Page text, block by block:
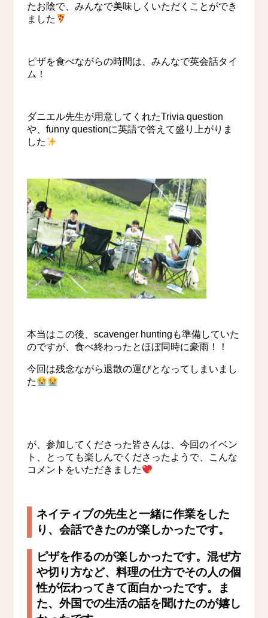
たお陰で、みんなで美味しくいただくことができ
ました
ピザを食べながらの時間は、みんなで英会話タイ
ム！
ダニエル先生が用意してくれたTrivia question
や、funny questionに英語で答えて盛り上がりま
した
本当はこの後、scavenger huntingも準備していた
のですが、食べ終わったとほぼ同時に豪雨！！
今回は残念ながら退散の運びとなってしまいまし
た
が、参加してくださった皆さんは、今回のイベン
ト、とっても楽しんでくださったようで、こんな
コメントをいただきました
ネイティブの先生と一緒に作業をした
り、会話できたのが楽しかったです。
ピザを作るのが楽しかったです。混ぜ方
や切り方など、料理の仕方でその人の個
性が伝わってきて面白かったです。ま
た、外国での生活の話を聞けたのが嬉し